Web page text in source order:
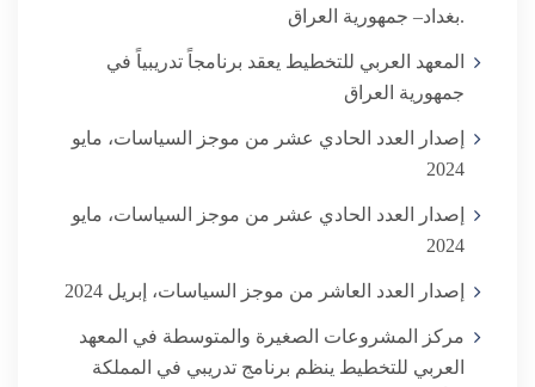
بغداد– جمهورية العراق.
المعهد العربي للتخطيط يعقد برنامجاً تدريبياً في
جمهورية العراق
إصدار العدد الحادي عشر من موجز السياسات، مايو
2024
إصدار العدد الحادي عشر من موجز السياسات، مايو
2024
إصدار العدد العاشر من موجز السياسات، إبريل 2024
مركز المشروعات الصغيرة والمتوسطة في المعهد
العربي للتخطيط ينظم برنامج تدريبي في المملكة